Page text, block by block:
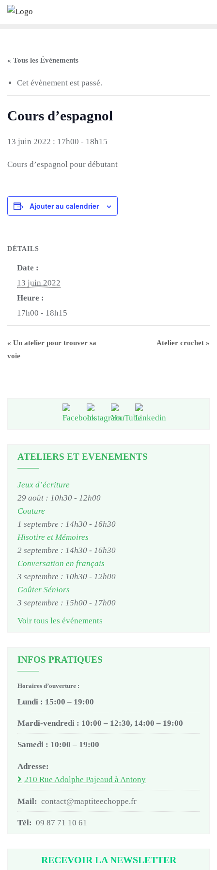
Skip
« Tous les Évènements
Cet évènement est passé.
Cours d’espagnol
13 juin 2022 : 17h00 - 18h15
Cours d’espagnol pour débutant
Ajouter au calendrier
DÉTAILS
Date :
13 juin 2022
Heure :
17h00 - 18h15
« Un atelier pour trouver sa
voie
Atelier crochet »
ATELIERS ET EVENEMENTS
Jeux d’écriture
29 août : 10h30 - 12h00
Couture
1 septembre : 14h30 - 16h30
Hisotire et Mémoires
2 septembre : 14h30 - 16h30
Conversation en français
3 septembre : 10h30 - 12h00
Goûter Séniors
3 septembre : 15h00 - 17h00
Voir tous les événements
INFOS PRATIQUES
Horaires d’ouverture :
Lundi : 15:00 – 19:00
Mardi-vendredi : 10:00 – 12:30, 14:00 – 19:00
Samedi : 10:00 – 19:00
Adresse:
210 Rue Adolphe Pajeaud à Antony
Mail: contact@maptiteechoppe.fr
Tél: 09 87 71 10 61
RECEVOIR LA NEWSLETTER